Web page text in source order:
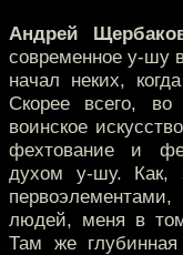
Андрей
современное у-шу
начал неких,
Скорее всего,
воинское
фехтование и
духом у-шу. Как,
людей, меня в
Там же